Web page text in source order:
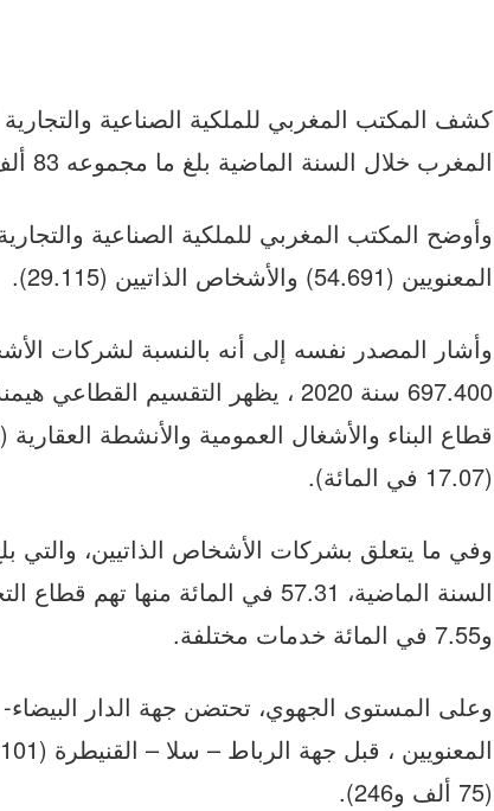
كشف المكتب المغربي للملكية الصناعية
المغرب خلال السنة الماضية بلغ ما مجموعه 83 ألف و806 شركة.
وأوضح المكتب المغربي للملكية الصناعية
المعنويين (54.691) والأشخاص الذاتيين (29.115).
وأشار المصدر نفسه إلى أنه بالنسبة لشركات
(17.07 في المائة).
و7.55 في المائة خدمات مختلفة.
(75 ألف و246).